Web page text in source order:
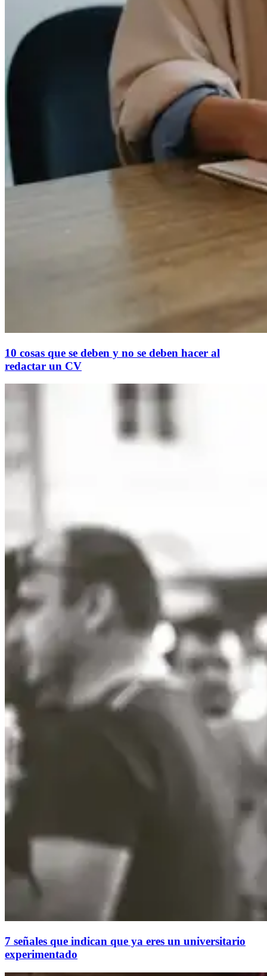
10 cosas que se deben y no se deben hacer al
redactar un CV
7 señales que indican que ya eres un universitario
experimentado